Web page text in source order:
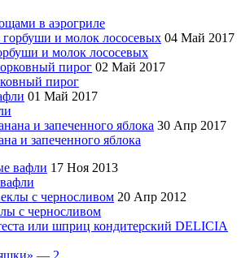
в аэрогриле
04 Май 2017
и молок лососевых
02 Май 2017
пирог
01 Май 2017
30 Апр 2017
и запеченного яблока
17 Ноя 2013
20 Апр 2012
с черносливом
— 2